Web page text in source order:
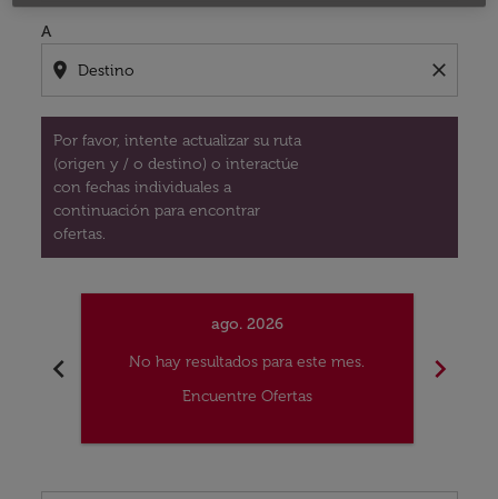
A
location_on close
Por favor, intente actualizar su ruta
(origen y / o destino) o interactúe
con fechas individuales a
continuación para encontrar
ofertas.
chevron_left
ago. 2026
No hay resultados para este mes.
Encuentre Ofertas
chevron_right